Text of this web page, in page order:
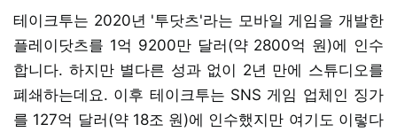
테이크투는 2020년 '투닷츠'라는 모바일 게임을 개발한
플레이닷츠를 1억 9200만 달러(약 2800억 원)에 인수
합니다. 하지만 별다른 성과 없이 2년 만에 스튜디오를
폐쇄하는데요. 이후 테이크투는 SNS 게임 업체인 징가
를 127억 달러(약 18조 원)에 인수했지만 여기도 이렇다